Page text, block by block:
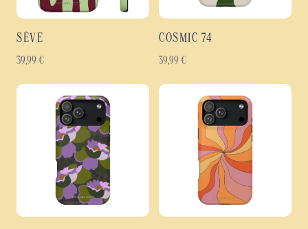
SÈVE
39,99 €
COSMIC 74
39,99 €